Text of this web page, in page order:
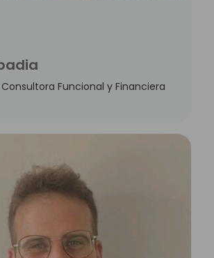
Consultora Funcional y Financiera